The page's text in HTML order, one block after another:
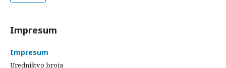
Impresum
Impresum
Uredništvo broja